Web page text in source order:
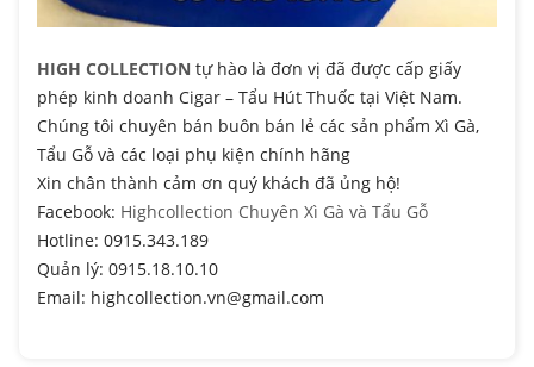
HIGH COLLECTION tự hào là đơn vị đã được cấp giấy
phép kinh doanh Cigar – Tẩu Hút Thuốc tại Việt Nam.
Chúng tôi chuyên bán buôn bán lẻ các sản phẩm Xì Gà,
Tẩu Gỗ và các loại phụ kiện chính hãng
Xin chân thành cảm ơn quý khách đã ủng hộ!
Facebook: Highcollection Chuyên Xì Gà và Tẩu Gỗ
Hotline: 0915.343.189
Quản lý: 0915.18.10.10
Email: highcollection.vn@gmail.com